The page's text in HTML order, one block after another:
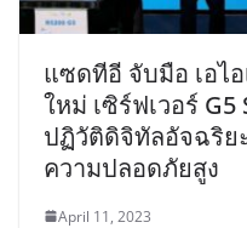
แซดทีอี จับมือ เอไ
ใหม่ เซิร์ฟเวอร์ G5
ปฏิวัติดิจิทัลอัจฉริย
ความปลอดภัยสูง
April 11, 2023